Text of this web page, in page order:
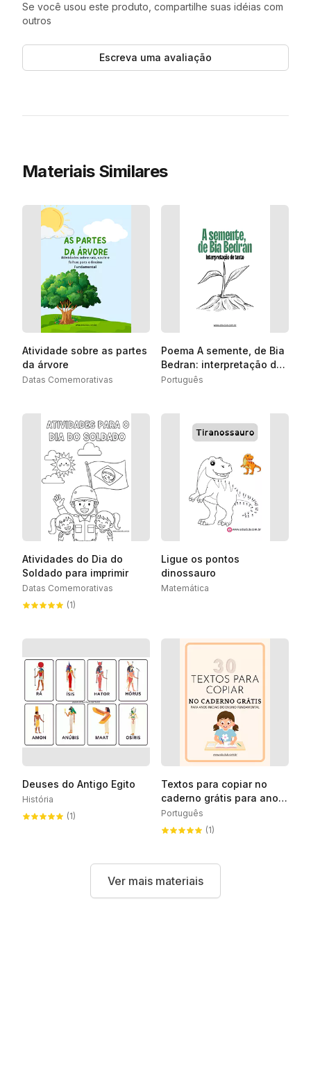
Se você usou este produto, compartilhe suas idéias com
outros
Escreva uma avaliação
Materiais Similares
Atividade sobre as partes
da árvore
Datas Comemorativas
Poema A semente, de Bia
Bedran: interpretação de
texto
Português
Atividades do Dia do
Soldado para imprimir
Datas Comemorativas
(1)
Ligue os pontos
dinossauro
Matemática
Deuses do Antigo Egito
História
(1)
Textos para copiar no
caderno grátis para anos
iniciais do Ensino
Fundamental
Português
(1)
Ver mais materiais